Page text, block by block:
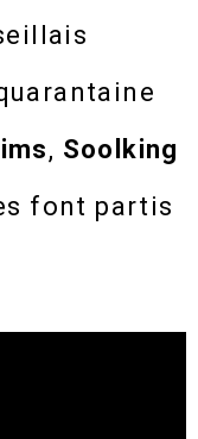
, Soolking
font partis